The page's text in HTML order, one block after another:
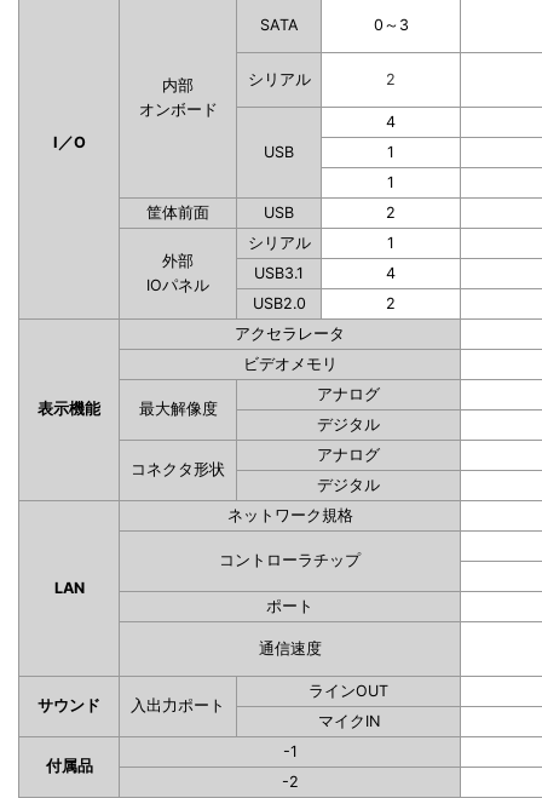
I／O
内部
オンボード
SATA 0～3
シリアル 2
USB
4
1
1
筐体前面
USB 2
外部
IOパネル
シリアル
1
USB3.1
4
USB2.0
2
表示機能
アクセラレータ
ビデオメモリ
最大解像度
アナログ
デジタル
コネクタ形状
アナログ
デジタル
LAN
ネットワーク規格
コントローラチップ
ポート
通信速度
サウンド 入出力ポート
ラインOUT
マイクIN
付属品
-1
-2